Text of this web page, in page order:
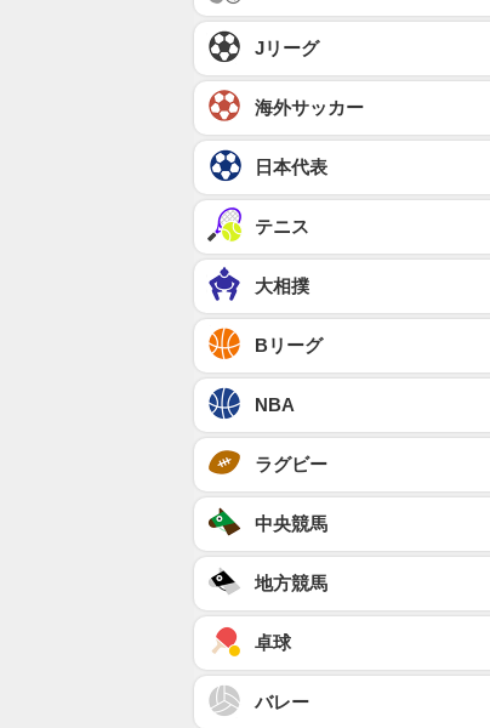
Jリーグ
海外サッカー
日本代表
テニス
大相撲
Bリーグ
NBA
ラグビー
中央競馬
地方競馬
卓球
バレー